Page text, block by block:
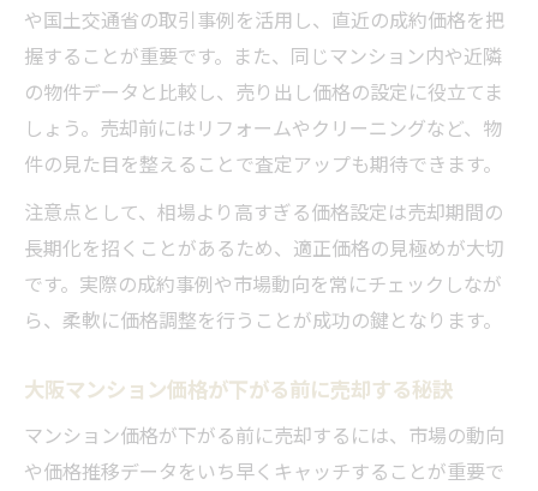
や国土交通省の取引事例を活用し、直近の成約価格を把
握することが重要です。また、同じマンション内や近隣
の物件データと比較し、売り出し価格の設定に役立てま
しょう。売却前にはリフォームやクリーニングなど、物
件の見た目を整えることで査定アップも期待できます。
注意点として、相場より高すぎる価格設定は売却期間の
長期化を招くことがあるため、適正価格の見極めが大切
です。実際の成約事例や市場動向を常にチェックしなが
ら、柔軟に価格調整を行うことが成功の鍵となります。
大阪マンション価格が下がる前に売却する秘訣
マンション価格が下がる前に売却するには、市場の動向
や価格推移データをいち早くキャッチすることが重要で